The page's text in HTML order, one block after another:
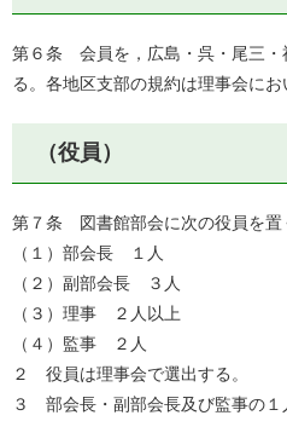
第６条 会員を，広島・呉・尾三・
る。各地区支部の規約は理事会にお
（役員）
第７条 図書館部会に次の役員を置
（１）部会長 １人
（２）副部会長 ３人
（３）理事 ２人以上
（４）監事 ２人
２ 役員は理事会で選出する。
３ 部会長・副部会長及び監事の１